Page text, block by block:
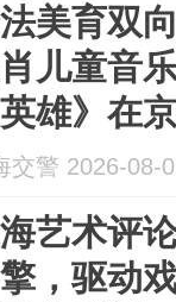
美育双
儿童音
雄》在
交警 2026-08-
艺术评
，驱动